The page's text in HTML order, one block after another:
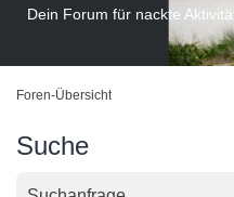
Dein Forum für nackte
Foren-Übersicht
Suche